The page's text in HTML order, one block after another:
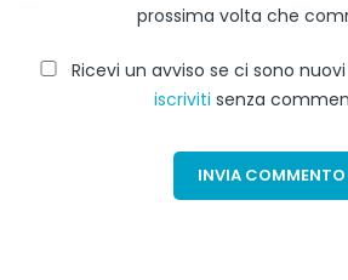
prossima volta che
Ricevi un avviso se ci sono
iscriviti senza